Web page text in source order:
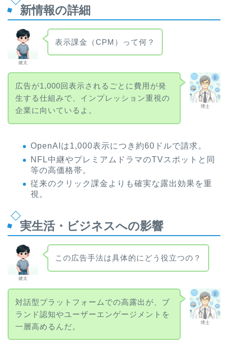
新情報の詳細
健太
表示課金（CPM）って何？
博士
広告が1,000回表示されるごとに費用が発
生する仕組みで、インプレッション重視の
企業に向いているよ。
OpenAIは1,000表示につき約60ドルで請求。
NFL中継やプレミアムドラマのTVスポットと同
等の高価格帯。
従来のクリック課金よりも確実な露出効果を重
視。
実生活・ビジネスへの影響
健太
この広告手法は具体的にどう役立つの？
博士
対話型プラットフォームでの高露出が、ブ
ランド認知やユーザーエンゲージメントを
一層高めるんだ。